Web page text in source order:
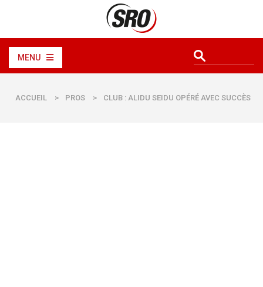
MENU
ACCUEIL > PROS > CLUB : ALIDU SEIDU OPÉRÉ AVEC SUCCÈS